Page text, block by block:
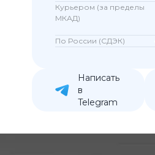
Курьером (за пределы
МКАД)
По России (СДЭК)
Написать
в
Telegram